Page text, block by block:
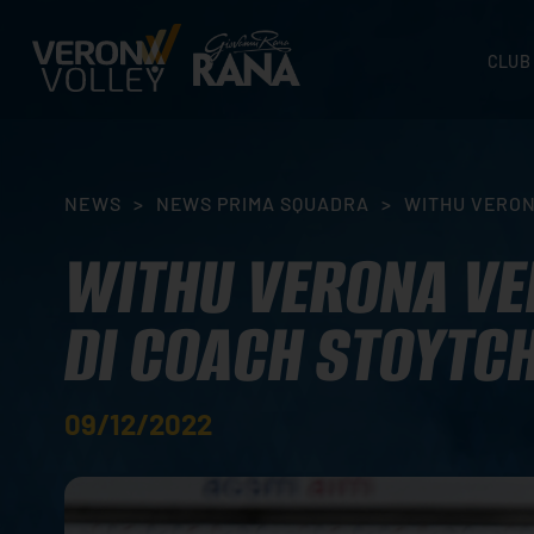
CLUB
NEWS > NEWS PRIMA SQUADRA > WITHU
WITHU VERONA
DI COACH
09/12/2022